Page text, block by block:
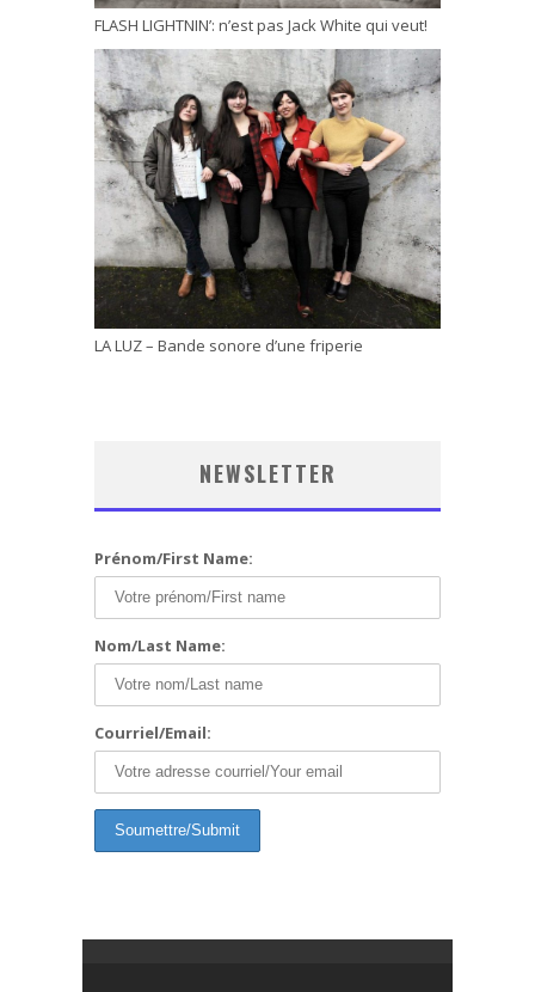
FLASH LIGHTNIN’: n’est pas Jack White qui veut!
LA LUZ – Bande sonore d’une friperie
NEWSLETTER
Prénom/First Name:
Nom/Last Name:
Courriel/Email: